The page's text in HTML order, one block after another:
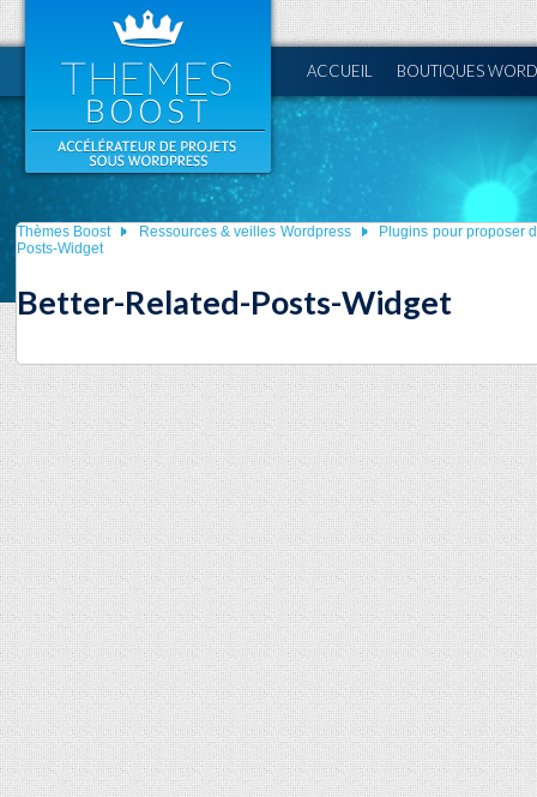
ACCUEIL BOUTIQUES
Thèmes Boost Ressources & veilles Wordpress
Plugins pour proposer
Posts-Widget
Better-Related-Posts-Widget